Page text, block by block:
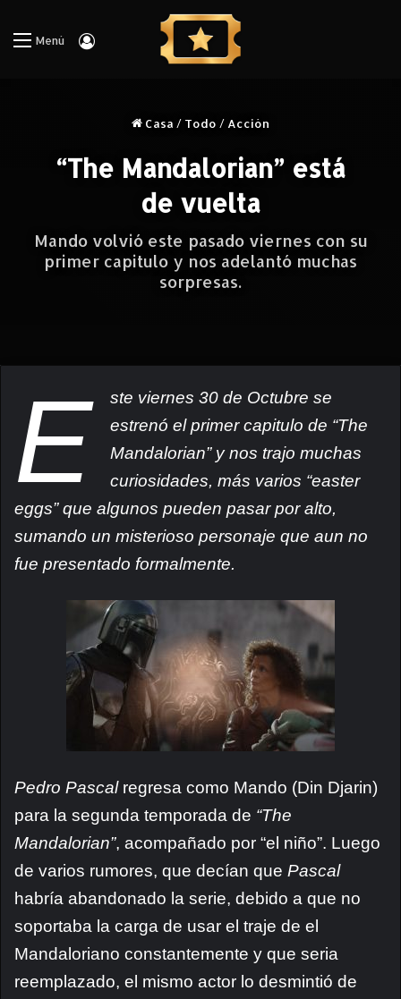
Menú Iniciar Sesión
Casa / Todo / Acción
“The Mandalorian” está
de vuelta
Mando volvió este pasado viernes con su
primer capitulo y nos adelantó muchas
sorpresas.
E
ste viernes 30 de Octubre se
estrenó el primer capitulo de “The
Mandalorian” y nos trajo muchas
curiosidades, más varios “easter
eggs” que algunos pueden pasar por alto,
sumando un misterioso personaje que aun no
fue presentado formalmente.
Pedro Pascalregresa como Mando (Din Djarin)
para la segunda temporada de “The
Mandalorian”, acompañado por “el niño”. Luego
de varios rumores, que decían que Pascal
habría abandonado la serie, debido a que no
soportaba la carga de usar el traje de el
Mandaloriano constantemente y que seria
reemplazado, el mismo actor lo desmintió de